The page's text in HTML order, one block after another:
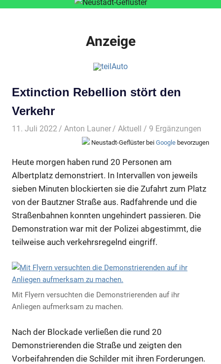
Anzeige
Extinction Rebellion stört den
Verkehr
11. Juli 2022 Anton Launer Aktuell / 9 Ergänzungen
Neustadt-Geflüster bei Google bevorzugen
Heute morgen haben rund 20 Personen am
Albertplatz demonstriert. In Intervallen von jeweils
sieben Minuten blockierten sie die Zufahrt zum Platz
von der Bautzner Straße aus. Radfahrende und die
Straßenbahnen konnten ungehindert passieren. Die
Demonstration war mit der Polizei abgestimmt, die
teilweise auch verkehrsregelnd eingriff.
Mit Flyern versuchten die Demonstrierenden auf ihr
Anliegen aufmerksam zu machen.
Nach der Blockade verließen die rund 20
Demonstrierenden die Straße und zeigten den
Vorbeifahrenden die Schilder mit ihren Forderungen.